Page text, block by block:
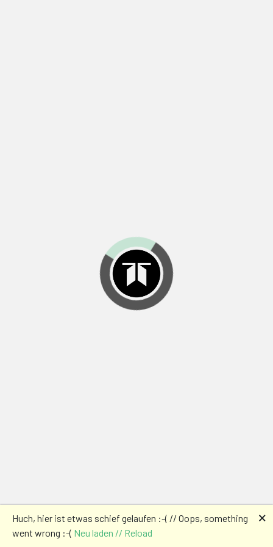
Huch, hier ist etwas schief gelaufen :-( // Oops, something
went wrong :-( Neu laden // Reload
🗙